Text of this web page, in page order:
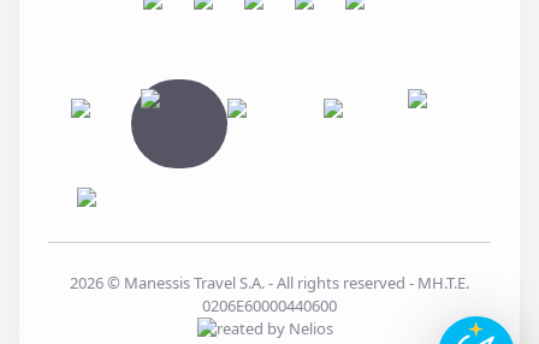
2026© Manessis Travel S.A. - All rights reserved - MH.T.E.
0206E60000440600
Created by Nelios